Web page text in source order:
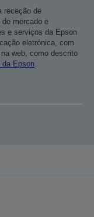
receção de
mercado e
e serviços da Epson
eletrónica, com
web, como descrito
da Epson